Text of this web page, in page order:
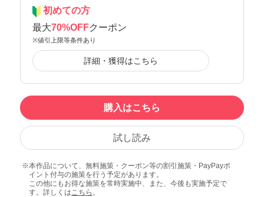
初めての方
最大70%OFFクーポン
※値引上限等条件あり
詳細・獲得はこちら
購入はこちら
試し読み
本作品について、無料施策・クーポン等の割引施策・PayPayポ
イント付与の施策を行う予定があります。
この他にもお得な施策を常時実施中、また、今後も実施予定で
す。詳しくは こちら 。